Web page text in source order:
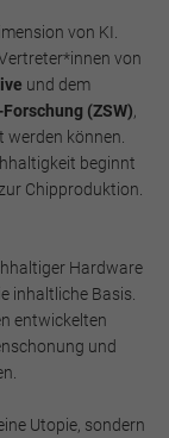
von KI.
von
und dem
(ZSW),
werden können.
beginnt
Chipproduktion.
Hardware
inhaltliche Basis.
entwickelten
und
Utopie, sondern
benötigt
machen sowie
ermöglichen.
können